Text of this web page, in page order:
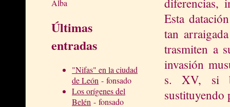
Alba
Últimas
entradas
"Nifas" en la ciudad
de León - fonsado
Los orígenes del
Belén - fonsado
Esta
tan
trasmiten a
invasión
s. XV, si
sustituyendo